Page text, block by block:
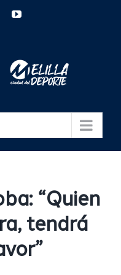
YouTube
“Quien
tendrá